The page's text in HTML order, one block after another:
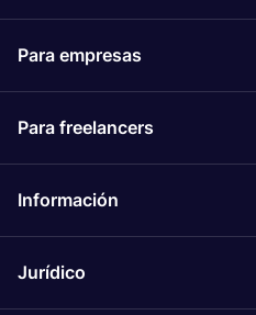
Para empresas
Para freelancers
Información
Jurídico